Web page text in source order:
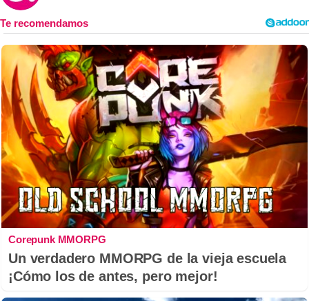
Corepunk MMORPG
Un verdadero MMORPG de la vieja escuela
¡Cómo los de antes, pero mejor!